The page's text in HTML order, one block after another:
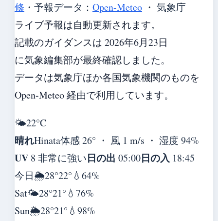
修 ・ 予報データ： Open-Meteo ・ 気象庁
ライブ予報は自動更新されます。
記載のガイダンスは 2026年6月23日
に気象編集部が最終確認しました。
データは気象庁ほか各国気象機関のものを
Open-Meteo 経由で利用しています。
🌤️22°C
晴れHinata体感 26° ・ 風 1 m/s ・ 湿度 94%
UV 8 非常に強い日の出 05:00日の入 18:45
今日🌦️28°22° 💧64%
Sat🌤️28°21° 💧76%
Sun🌦️28°21° 💧98%